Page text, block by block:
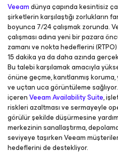
Veeamdünya çapında kesintisiz
şirketlerin karşılaştığı zorlukların
boyunca 7/24 çalışmak zorunda.
çalışması adına yeni bir pazara
zamanı ve nokta hedeflerini
15 dakika ya da daha azında
Bu talebi karşılamak amacıyla
önüne geçme, kanıtlanmış
ve uçtan uca görüntüleme sağlıyor.
içerenVeeam Availability Suite,
riskleri azaltması ve sermayeyle
görülür şekilde düşürmesine
merkezinin sanallaştırma,
seviyeye taşırken Veeam
hedeflerini de destekliyor.